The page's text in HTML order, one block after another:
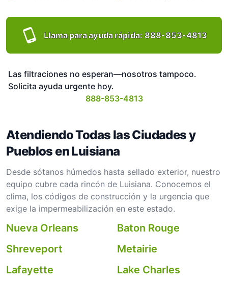
Llama para ayuda rápida: 888-853-4813
Las filtraciones no esperan—nosotros tampoco.
Solicita ayuda urgente hoy.
888-853-4813
Atendiendo Todas las Ciudades y
Pueblos en Luisiana
Desde sótanos húmedos hasta sellado exterior, nuestro
equipo cubre cada rincón de Luisiana. Conocemos el
clima, los códigos de construcción y la urgencia que
exige la impermeabilización en este estado.
Nueva Orleans
Baton Rouge
Shreveport
Metairie
Lafayette
Lake Charles